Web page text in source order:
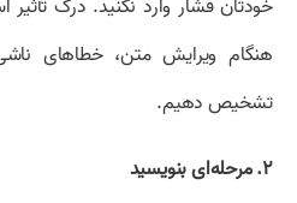
خودتان فشار وارد نکنید. درک
هنگام ویرایش متن، خطاهای
تشخیص دهیم.
۲. مرحله‌ای بنویسید